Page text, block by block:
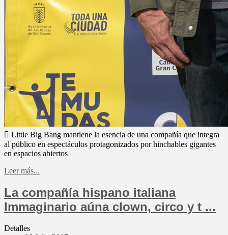
 Little Big Bang mantiene la esencia de una compañía que integra
al público en espectáculos protagonizados por hinchables gigantes
en espacios abiertos
Leer más...
La compañía hispano italiana
Immaginario aúna clown, circo y t ...
Detalles